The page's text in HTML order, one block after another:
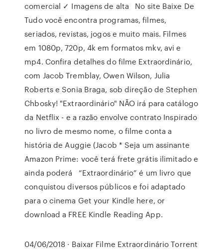
comercial ✓ Imagens de alta No site Baixe De
Tudo você encontra programas, filmes,
seriados, revistas, jogos e muito mais. Filmes
em 1080p, 720p, 4k em formatos mkv, avi e
mp4. Confira detalhes do filme Extraordinário,
com Jacob Tremblay, Owen Wilson, Julia
Roberts e Sonia Braga, sob direção de Stephen
Chbosky! "Extraordinário" NÃO irá para catálogo
da Netflix - e a razão envolve contrato Inspirado
no livro de mesmo nome, o filme conta a
história de Auggie (Jacob * Seja um assinante
Amazon Prime: você terá frete grátis ilimitado e
ainda poderá “Extraordinário” é um livro que
conquistou diversos públicos e foi adaptado
para o cinema Get your Kindle here, or
download a FREE Kindle Reading App.
04/06/2018 · Baixar Filme Extraordinário Torrent